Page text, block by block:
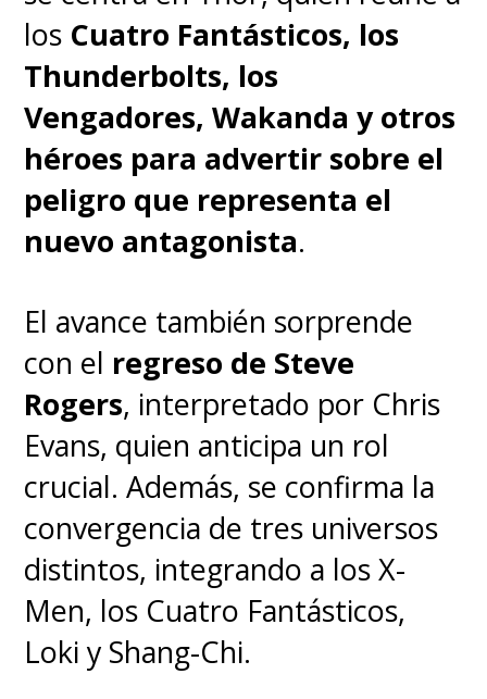
La tercera película del veloz
erizo azul llegará a los cines el
próximo 26 de diciembre en
Chile y Latinoamérica, justo
para Navidad.
los Cuatro Fantásticos, los
Thunderbolts, los
Vengadores, Wakanda y otros
héroes para advertir sobre el
peligro que representa el
nuevo antagonista.
El avance también sorprende
con el regreso de Steve
Rogers, interpretado por Chris
Evans, quien anticipa un rol
crucial. Además, se confirma la
convergencia de tres universos
distintos, integrando a los X-
Men, los Cuatro Fantásticos,
Loki y Shang-Chi.